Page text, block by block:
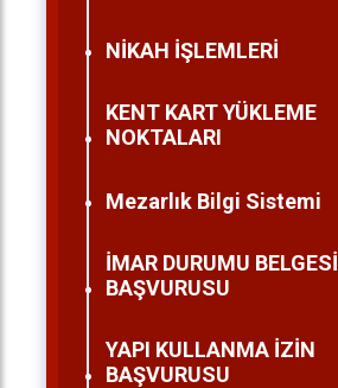
NİKAH İŞLEMLERİ
KENT KART YÜKLEME
NOKTALARI
Mezarlık Bilgi Sistemi
İMAR DURUMU BELGESİ
BAŞVURUSU
YAPI KULLANMA İZİN
BAŞVURUSU